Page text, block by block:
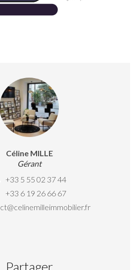
Céline MILLE
Gérant
+33 5 55 02 37 44
+33 6 19 26 66 67
Partager